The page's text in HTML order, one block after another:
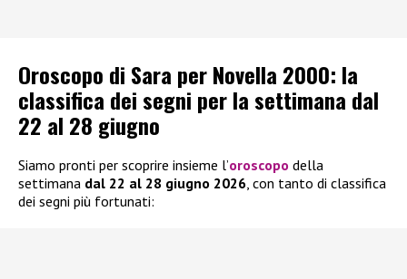
Oroscopo di Sara per Novella 2000: la
classifica dei segni per la settimana dal
22 al 28 giugno
Siamo pronti per scoprire insieme l’oroscopo della
settimana dal 22 al 28 giugno 2026, con tanto di classifica
dei segni più fortunati: